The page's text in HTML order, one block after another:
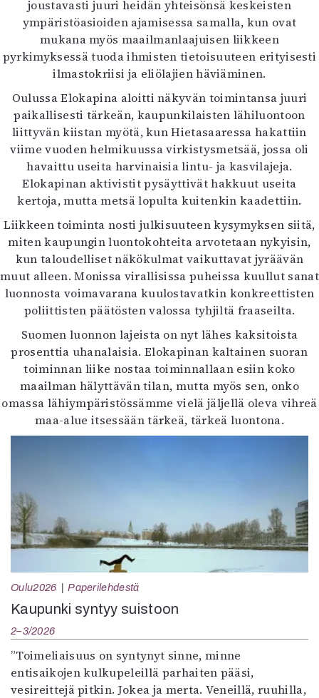
joustavasti juuri heidän yhteisönsä keskeisten
ympäristöasioiden ajamisessa samalla, kun ovat
mukana myös maailmanlaajuisen liikkeen
pyrkimyksessä tuoda ihmisten tietoisuuteen erityisesti
ilmastokriisi ja eliölajien häviäminen.
Oulussa Elokapina aloitti näkyvän toimintansa juuri
paikallisesti tärkeän, kaupunkilaisten lähiluontoon
liittyvän kiistan myötä, kun Hietasaaressa hakattiin
viime vuoden helmikuussa virkistysmetsää, jossa oli
havaittu useita harvinaisia lintu- ja kasvilajeja.
Elokapinan aktivistit pysäyttivät hakkuut useita
kertoja, mutta metsä lopulta kuitenkin kaadettiin.
Liikkeen toiminta nosti julkisuuteen kysymyksen siitä,
miten kaupungin luontokohteita arvotetaan nykyisin,
kun taloudelliset näkökulmat vaikuttavat jyräävän
muut alleen. Monissa virallisissa puheissa kuullut sanat
luonnosta voimavarana kuulostavatkin konkreettisten
poliittisten päätösten valossa tyhjiltä fraaseilta.
Suomen luonnon lajeista on nyt lähes kaksitoista
prosenttia uhanalaisia. Elokapinan kaltainen suoran
toiminnan liike nostaa toiminnallaan esiin koko
maailman hälyttävän tilan, mutta myös sen, onko
omassa lähiympäristössämme vielä jäljellä oleva vihreä
maa-alue itsessään tärkeä, tärkeä luontona.
Oulu2026 Paperilehdestä
Kaupunki syntyy suistoon
2–3/2026
”Toimeliaisuus on syntynyt sinne, minne
entisaikojen kulkupeleillä parhaiten pääsi,
vesireittejä pitkin. Jokea ja merta. Veneillä, ruuhilla,